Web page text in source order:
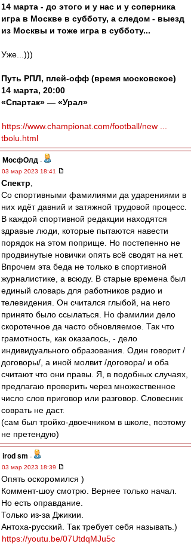
14 марта - до этого и у нас и у соперника
игра в Москве в субботу, а следом - выезд
из Москвы и тоже игра в субботу...
Уже...)))
Путь РПЛ, плей-офф (время московское)
14 марта, 20:00
«Спартак» — «Урал»
https://www.championat.com/football/new ...
tbolu.html
МосфОлд -
03 мар 2023 18:41
Спектр
Со спортивными фамилиями да ударениями в
них идёт давний и затяжной трудовой процесс.
В каждой спортивной редакции находятся
здравые люди, которые пытаются навести
порядок на этом поприще. Но постепенно не
продвинутые новички опять всё сводят на нет.
Впрочем эта беда не только в спортивной
журналистике, а всюду. В старые времена был
единый словарь для работников радио и
телевидения. Он считался глыбой, на него
принято было ссылаться. Но фамилии дело
скоротечное да часто обновляемое. Так что
грамотность, как оказалось, - дело
индивидуального образования. Один говорит /
договоры/, а иной молвит /договора/ и оба
считают что они правы. Я, в подобных случаях,
предлагаю проверить через множественное
число слов приговор или разговор. Словесник
соврать не даст.
(сам был тройко-двоечником в школе, поэтому
не претендую)
irod sm -
03 мар 2023 18:39
Опять оскоромился )
Коммент-шоу смотрю. Вернее только начал.
Но есть оправдание.
Только из-за Джикии.
Антоха-русский. Так требует себя называть.)
https://youtu.be/07UtdqMJu5c